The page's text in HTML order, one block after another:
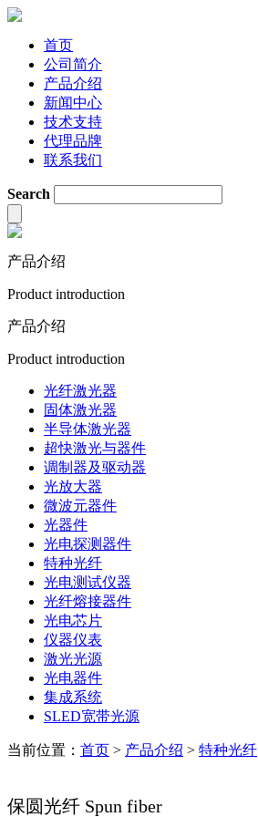
首页
公司简介
产品介绍
新闻中心
技术支持
代理品牌
联系我们
Search
产品介绍
Product introduction
产品介绍
Product introduction
光纤激光器
固体激光器
半导体激光器
超快激光与器件
调制器及驱动器
光放大器
微波元器件
光器件
光电探测器件
特种光纤
光电测试仪器
光纤熔接器件
光电芯片
仪器仪表
激光光源
光电器件
集成系统
SLED宽带光源
当前位置： 首页 > 产品介绍 > 特种光纤
保圆光纤 Spun fiber